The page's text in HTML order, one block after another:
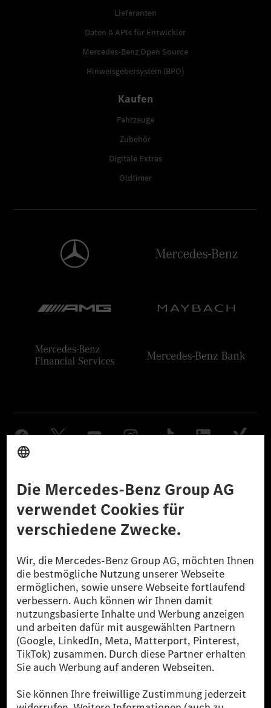
Lieferanten
Daten & APIs für Entwickler
Mercedes-Benz Open Source
Hinweisgebersystem (BPO)
Kaufen
Fahrzeuge
Zubehör
Digitale Extras
Oldtimer
Datenschutz Lizenzhinweise Dritter Barrierefreiheit
© 2026 Mercedes-Benz Group AG. Alle Rechte vorbehalten.
[1] Bilanziell CO₂-neutral bedeutet, dass nicht vermiedene oder nicht
reduzierte CO₂-Emissionen bei der Mercedes-Benz Group durch
zertifizierte Ausgleichsprojekte kompensiert werden.
[2] Renewable Charging ist ein integraler Bestandteil von MB.CHARGE
Public in Europa, den USA, Kanada und China. Sofern an der jeweiligen
Ladestation noch kein Strom aus erneuerbaren Energien vorliegt,
verwendet Renewable Charging Grünstromzertifikate*. Diese stellen
sicher, dass für Ladevorgänge über MB.CHARGE Public eine äquivalente
Strommenge aus erneuerbaren Energien ins Stromnetz eingespeist wird.
* Inkl. EKOenergy Ökolabel